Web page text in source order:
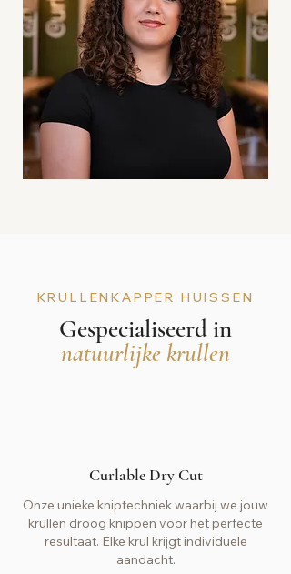
KRULLENKAPPER HUISSEN
Gespecialiseerd in
natuurlijke krullen
Curlable Dry Cut
Onze unieke kniptechniek waarbij we jouw
krullen droog knippen voor het perfecte
resultaat. Elke krul krijgt individuele
aandacht.